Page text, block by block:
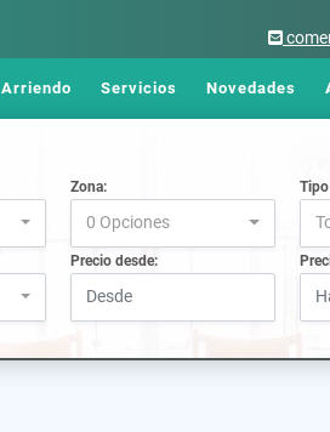
Arriendo Servicios Novedades
Zona:
0 Opciones
Precio desde: